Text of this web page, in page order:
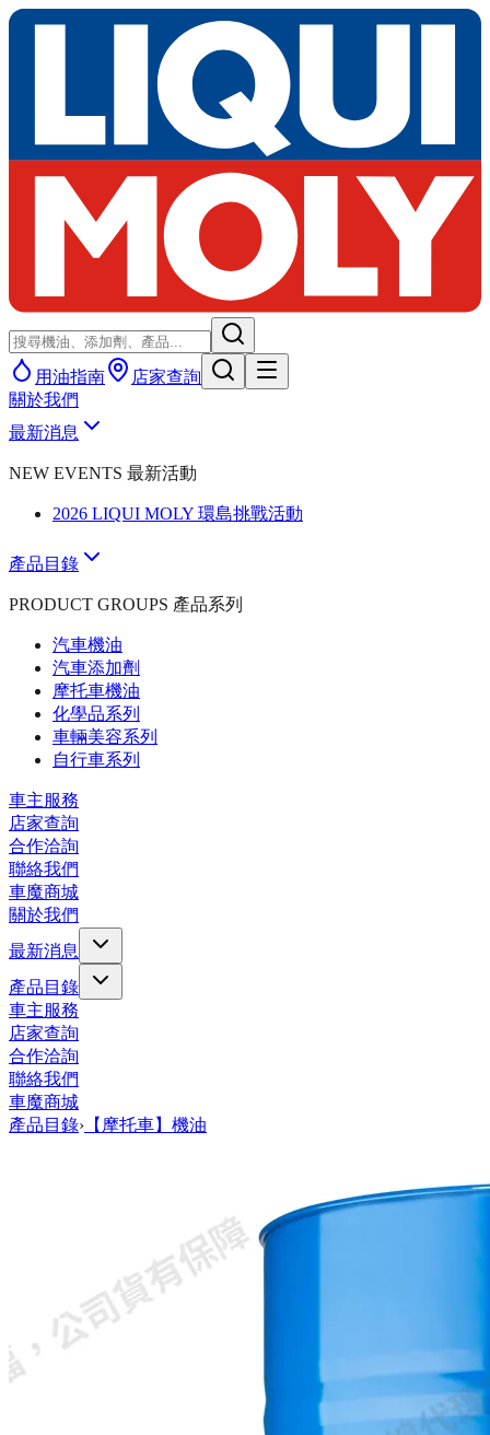
用油指南
店家查詢
關於我們
最新消息
NEW EVENTS 最新活動
2026 LIQUI MOLY 環島挑戰活動
產品目錄
PRODUCT GROUPS 產品系列
汽車機油
汽車添加劑
摩托車機油
化學品系列
車輛美容系列
自行車系列
車主服務
店家查詢
合作洽詢
聯絡我們
車魔商城
關於我們
最新消息
產品目錄
車主服務
店家查詢
合作洽詢
聯絡我們
車魔商城
產品目錄› 【摩托車】機油